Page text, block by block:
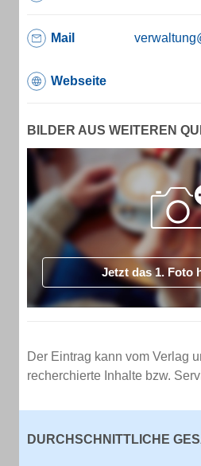
Mail
Webseite
BILDER AUS WEITEREN
Jetzt das 1. Foto
Der Eintrag kann vom Verlag
recherchierte Inhalte bzw.
DURCHSCHNITTLICHE